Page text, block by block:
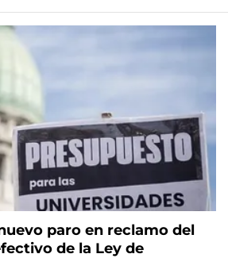
paro en reclamo del
de la Ley de